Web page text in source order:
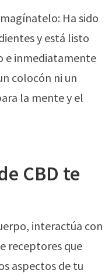
Ha sido
y está listo
e inmediatamente
colocón ni un
la mente y el
CBD te
interactúa con
receptores que
aspectos de tu